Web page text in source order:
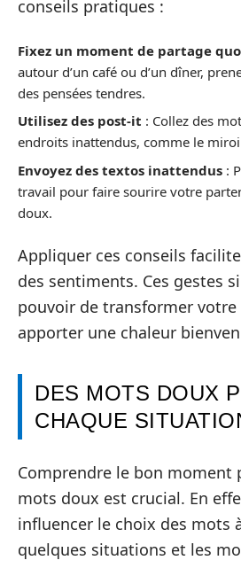
conseils pratiques :
Fixez un moment de partage
autour d’un café ou d’un dîner,
des pensées tendres.
Utilisez des post-it : Collez des
endroits inattendus, comme le
Envoyez des textos inattendus :
travail pour faire sourire votre
doux.
Appliquer ces conseils
des sentiments. Ces gestes
pouvoir de transformer votre
apporter une chaleur
DES MOTS DOUX
CHAQUE
Comprendre le bon moment
mots doux est crucial. En
influencer le choix des mots
quelques situations et les